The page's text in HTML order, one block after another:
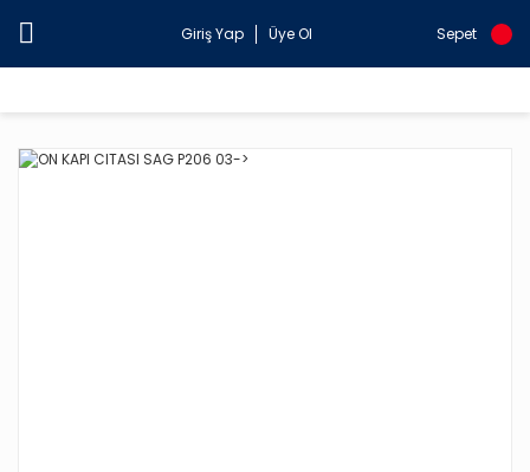
Giriş Yap Üye Ol Sepet